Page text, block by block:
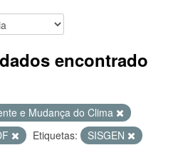
encontrado
e Mudança do Clima
Etiquetas:
SISGEN